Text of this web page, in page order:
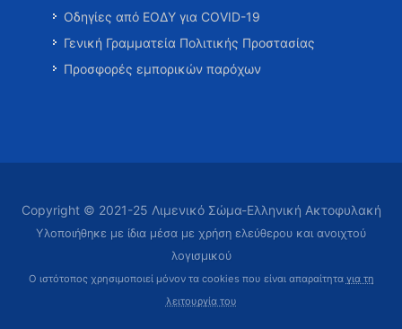
Οδηγίες από ΕΟΔΥ για COVID-19
Γενική Γραμματεία Πολιτικής Προστασίας
Προσφορές εμπορικών παρόχων
Copyright © 2021-25 Λιμενικό Σώμα-Ελληνική Ακτοφυλακή
Υλοποιήθηκε με ίδια μέσα με χρήση ελεύθερου και ανοιχτού
λογισμικού
Ο ιστότοπος χρησιμοποιεί μόνον τα cookies που είναι απαραίτητα για τη
λειτουργία του